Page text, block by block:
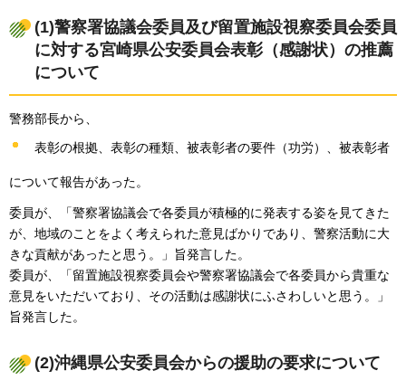
(1)警察署協議会委員及び留置施設視察委員会委員
に対する宮崎県公安委員会表彰（感謝状）の推薦
について
警務部長から、
表彰の根拠、表彰の種類、被表彰者の要件（功労）、被表彰者
について報告があった。
委員が、「警察署協議会で各委員が積極的に発表する姿を見てきた
が、地域のことをよく考えられた意見ばかりであり、警察活動に大
きな貢献があったと思う。」旨発言した。
委員が、「留置施設視察委員会や警察署協議会で各委員から貴重な
意見をいただいており、その活動は感謝状にふさわしいと思う。」
旨発言した。
(2)沖縄県公安委員会からの援助の要求について